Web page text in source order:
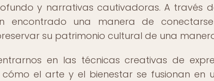
y narrativas cautivadoras. A través
encontrado una manera de
su patrimonio cultural de una
en las técnicas creativas de
el arte y el bienestar se fusionan en